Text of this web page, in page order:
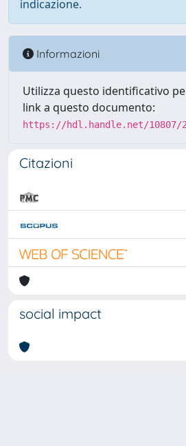
indicazione.
Informazioni
Utilizza questo identificativo
link a questo documento:
https://hdl.handle.net/10807/
Citazioni
social impact